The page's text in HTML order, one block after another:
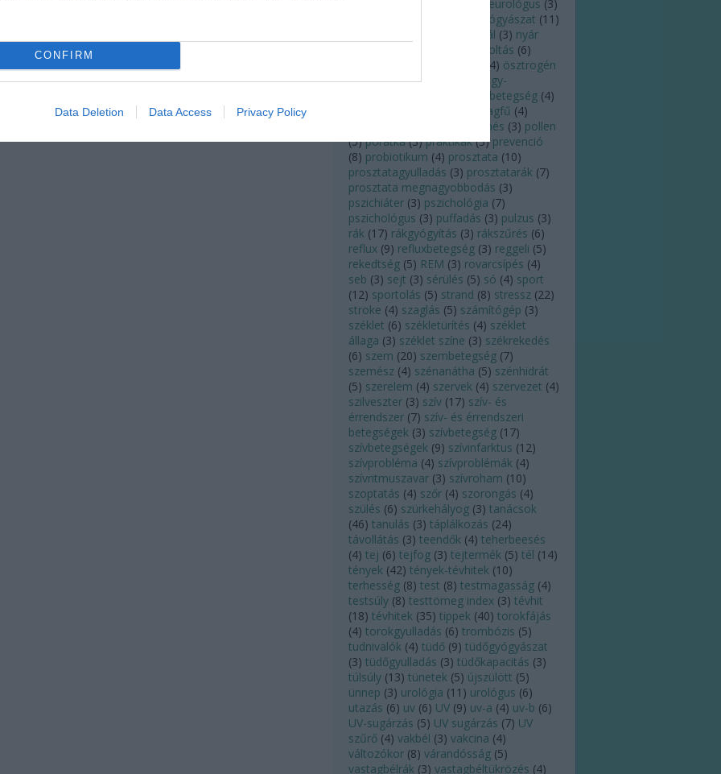
CONFIRM
Data Deletion Data Access Privacy Policy
neurológus (3)
nőgyógyászat (11 )
nyál (3) nyár
oltás (6)
4) ösztrogén
(3) pajzsmirigy
pajzsmirigy-
pajzsmirigybetegség (4)
parlagfű (4)
pihenés (3) pollen
(5) poratka (3) praktikák (3) prevenció
(8) probiotikum (4) prosztata (10)
prosztatagyulladás (3) prosztatarák (7)
prosztata megnagyobbodás (3)
pszichiáter (3) pszichológia (7)
pszichológus (3) puffadás (3) pulzus (3)
rák (17) rákgyógyítás (3) rákszűrés (6)
reflux (9) refluxbetegség (3) reggeli (5)
rekedtség (5) REM (3) rovarcsípés (4)
seb (3) sejt (3) sérülés (5) só (4) sport
(12) sportolás (5) strand (8) stressz (22)
stroke (4) szaglás (5) számítógép (3)
széklet (6) székletürítés (4) széklet
állaga (3) széklet színe (3) székrekedés
(6) szem (20) szembetegség (7)
szemész (4) szénanátha (5) szénhidrát
(5) szerelem (4) szervek (4) szervezet (4)
szilveszter (3) szív (17) szív- és
érrendszer (7) szív- és érrendszeri
betegségek (3) szívbetegség (17)
szívbetegségek (9) szívinfarktus (12)
szívprobléma (4) szívproblémák (4)
szívritmuszavar (3) szívroham (10)
szoptatás (4) szőr (4) szorongás (4)
szülés (6) szürkehályog (3) tanácsok
(46) tanulás (3) táplálkozás (24)
távollátás (3) teendők (4) teherbeesés
(4) tej (6) tejfog (3) tejtermék (5) tél (14)
tények (42) tények-tévhitek (10)
terhesség (8) test (8) testmagasság (4)
testsúly (8) testtömeg index (3) tévhit
(18) tévhitek (35) tippek (40) torokfájás
(4) torokgyulladás (6) trombózis (5)
tudnivalók (4) tüdő (9) tüdőgyógyászat
(3) tüdőgyulladás (3) tüdőkapacitás (3)
túlsúly (13) tünetek (5) újszülött (5)
ünnep (3) urológia (11 ) urológus (6)
utazás (6) uv (6) UV (9) uv-a (4) uv-b (6)
UV-sugárzás (5) UV sugárzás (7) UV
szűrő (4) vakbél (3) vakcina (4)
változókor (8) várandósság (5)
vastagbélrák (3) vastagbéltükrözés (4)